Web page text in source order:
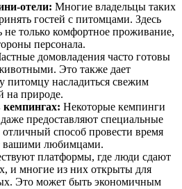
отели: Многие владельцы таких
гостей с питомцами. Здесь
только комфортное проживание,
персонала.
домовладения часто готовы
Это также дает
питомцу насладиться свежим
на природе.
Некоторые кемпинги
предоставляют специальные
способ провести время
вашими любимцами.
платформы, где люди сдают
и многие из них открыты для
Это может быть экономичным